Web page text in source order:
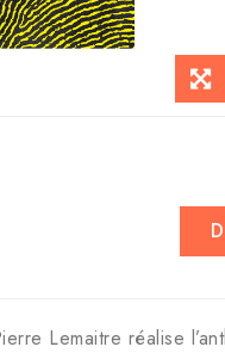
Lemaitre réalise